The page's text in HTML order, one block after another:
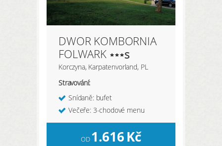
DWOR KOMBORNIA
FOLWARK
s
Korczyna, Karpatenvorland, PL
Stravování:
Snídaně: bufet
Večeře: 3-chodové menu
OD1.616Kč